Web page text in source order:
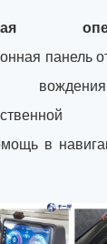
панель
в